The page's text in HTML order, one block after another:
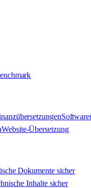
Website-Übersetzung
Dokumente sicher
Inhalte sicher